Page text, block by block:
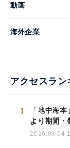
動画
海外企業
アクセスラン
1
「地中海
より期間・
2026.08.04